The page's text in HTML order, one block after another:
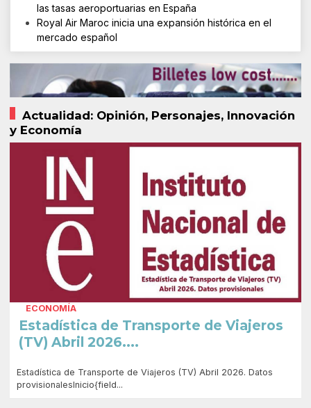
las tasas aeroportuarias en España
Royal Air Maroc inicia una expansión histórica en el
mercado español
Actualidad: Opinión, Personajes, Innovación
y Economía
ECONOMÍA
Estadística de Transporte de Viajeros
(TV) Abril 2026....
Estadística de Transporte de Viajeros (TV) Abril 2026. Datos
provisionalesInicio{field...